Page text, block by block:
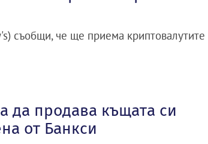
съобщи, че ще приема криптовалутите
да продава къщата си
от Банкси